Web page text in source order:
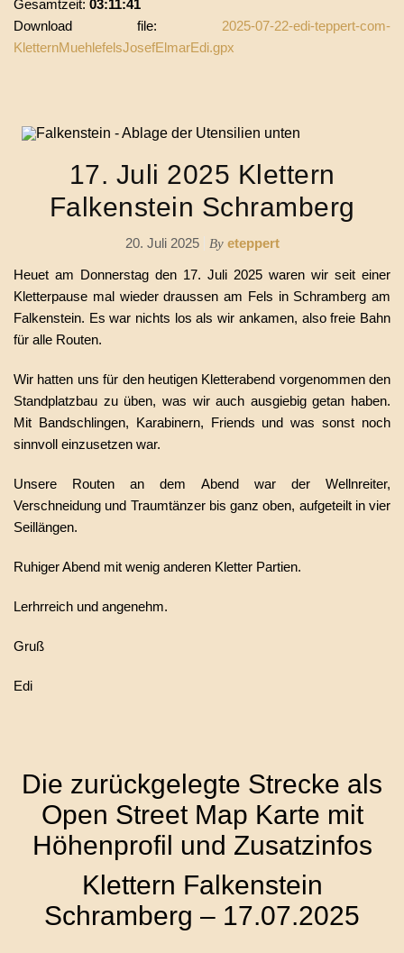
Gesamtzeit: 03:11:41
Download file: 2025-07-22-edi-teppert-com-
KletternMuehlefelsJosefElmarEdi.gpx
17. Juli 2025 Klettern
Falkenstein Schramberg
20. Juli 2025 By eteppert
Heuet am Donnerstag den 17. Juli 2025 waren wir seit einer
Kletterpause mal wieder draussen am Fels in Schramberg am
Falkenstein. Es war nichts los als wir ankamen, also freie Bahn
für alle Routen.
Wir hatten uns für den heutigen Kletterabend vorgenommen den
Standplatzbau zu üben, was wir auch ausgiebig getan haben.
Mit Bandschlingen, Karabinern, Friends und was sonst noch
sinnvoll einzusetzen war.
Unsere Routen an dem Abend war der Wellnreiter,
Verschneidung und Traumtänzer bis ganz oben, aufgeteilt in vier
Seillängen.
Ruhiger Abend mit wenig anderen Kletter Partien.
Lerhrreich und angenehm.
Gruß
Edi
Die zurückgelegte Strecke als
Open Street Map Karte mit
Höhenprofil und Zusatzinfos
Klettern Falkenstein
Schramberg – 17.07.2025